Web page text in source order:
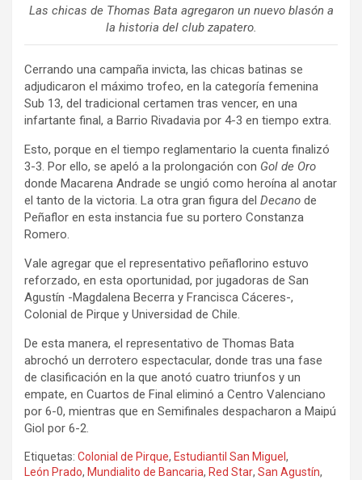
Las chicas de Thomas Bata agregaron un nuevo blasón a
la historia del club zapatero.
Cerrando una campaña invicta, las chicas batinas se
adjudicaron el máximo trofeo, en la categoría femenina
Sub 13, del tradicional certamen tras vencer, en una
infartante final, a Barrio Rivadavia por 4-3 en tiempo extra.
Esto, porque en el tiempo reglamentario la cuenta finalizó
3-3. Por ello, se apeló a la prolongación con Gol de Oro
donde Macarena Andrade se ungió como heroína al anotar
el tanto de la victoria. La otra gran figura del Decano de
Peñaflor en esta instancia fue su portero Constanza
Romero.
Vale agregar que el representativo peñaflorino estuvo
reforzado, en esta oportunidad, por jugadoras de San
Agustín -Magdalena Becerra y Francisca Cáceres-,
Colonial de Pirque y Universidad de Chile.
De esta manera, el representativo de Thomas Bata
abrochó un derrotero espectacular, donde tras una fase
de clasificación en la que anotó cuatro triunfos y un
empate, en Cuartos de Final eliminó a Centro Valenciano
por 6-0, mientras que en Semifinales despacharon a Maipú
Giol por 6-2.
Etiquetas: Colonial de Pirque, Estudiantil San Miguel ,
León Prado, Mundialito de Bancaria, Red Star, San Agustín,